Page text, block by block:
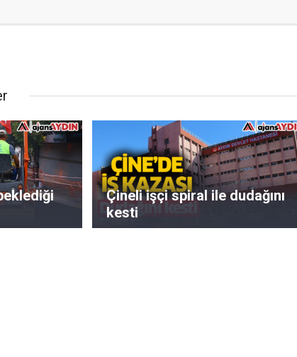
Çineli işçi spiral ile dudağını
kesti